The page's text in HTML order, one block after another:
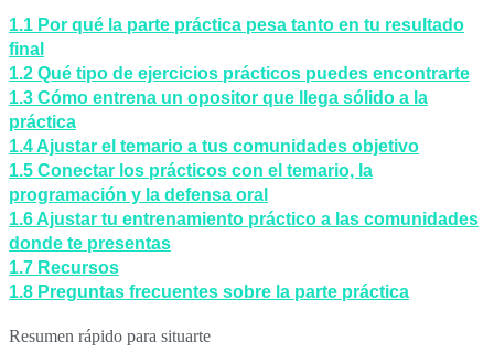
1.1 Por qué la parte práctica pesa tanto en tu resultado
final
1.2 Qué tipo de ejercicios prácticos puedes encontrarte
1.3 Cómo entrena un opositor que llega sólido a la
práctica
1.4 Ajustar el temario a tus comunidades objetivo
1.5 Conectar los prácticos con el temario, la
programación y la defensa oral
1.6 Ajustar tu entrenamiento práctico a las comunidades
donde te presentas
1.7 Recursos
1.8 Preguntas frecuentes sobre la parte práctica
Resumen rápido para situarte